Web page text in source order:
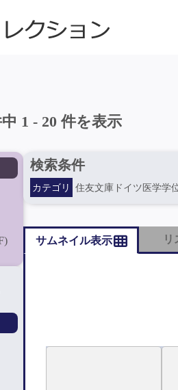
1 - 20 件を表示
検索条件
カテゴリ 住友文庫ドイツ医学学
サムネイル表示 リ